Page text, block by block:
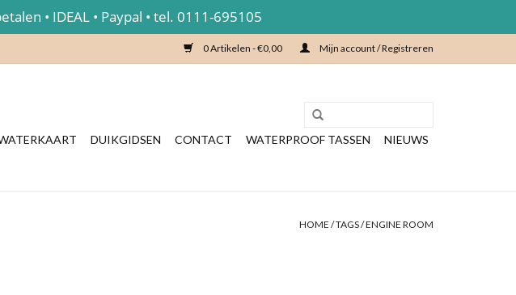
0 Artikelen - €0,00 Mijn account / Registreren
DUIKGIDSEN CONTACT WATERPROOF TASSEN NIEUWS
HOME /TAGS/ENGINE ROOM
• IDEAL • Paypal • tel. 0111-695105